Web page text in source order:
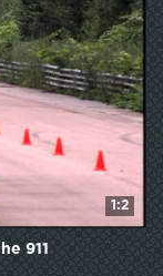
1:2
911